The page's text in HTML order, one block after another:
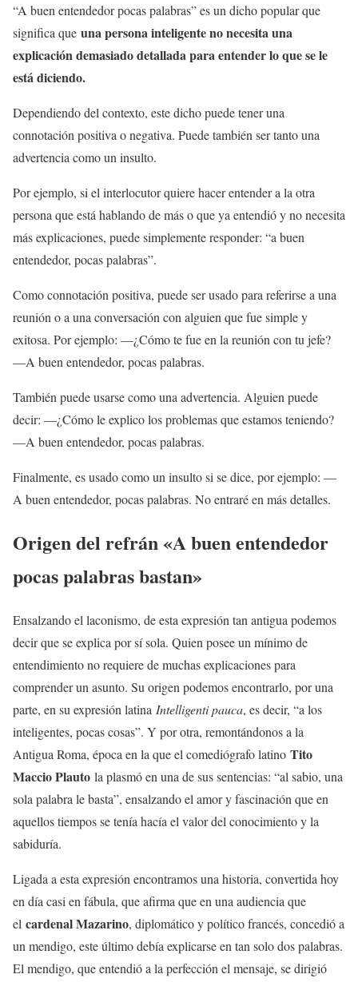
“A buen entendedor pocas palabras” es un dicho popular que
significa que una persona inteligente no necesita una
explicación demasiado detallada para entender lo que se le
está diciendo.
Dependiendo del contexto, este dicho puede tener una
connotación positiva o negativa. Puede también ser tanto una
advertencia como un insulto.
Por ejemplo, si el interlocutor quiere hacer entender a la otra
persona que está hablando de más o que ya entendió y no necesita
más explicaciones, puede simplemente responder: “a buen
entendedor, pocas palabras”.
Como connotación positiva, puede ser usado para referirse a una
reunión o a una conversación con alguien que fue simple y
exitosa. Por ejemplo: —¿Cómo te fue en la reunión con tu jefe?
—A buen entendedor, pocas palabras.
También puede usarse como una advertencia. Alguien puede
decir: —¿Cómo le explico los problemas que estamos teniendo?
—A buen entendedor, pocas palabras.
Finalmente, es usado como un insulto si se dice, por ejemplo: —
A buen entendedor, pocas palabras. No entraré en más detalles.
Origen del refrán «A buen entendedor
pocas palabras bastan»
Ensalzando el laconismo, de esta expresión tan antigua podemos
decir que se explica por sí sola. Quien posee un mínimo de
entendimiento no requiere de muchas explicaciones para
comprender un asunto. Su origen podemos encontrarlo, por una
parte, en su expresión latina Intelligenti pauca, es decir, “a los
inteligentes, pocas cosas”. Y por otra, remontándonos a la
Antigua Roma, época en la que el comediógrafo latino Tito
Maccio Plauto la plasmó en una de sus sentencias: “al sabio, una
sola palabra le basta”, ensalzando el amor y fascinación que en
aquellos tiempos se tenía hacía el valor del conocimiento y la
sabiduría.
Ligada a esta expresión encontramos una historia, convertida hoy
en día casi en fábula, que afirma que en una audiencia que
el cardenal Mazarino, diplomático y político francés, concedió a
un mendigo, este último debía explicarse en tan solo dos palabras.
El mendigo, que entendió a la perfección el mensaje, se dirigió